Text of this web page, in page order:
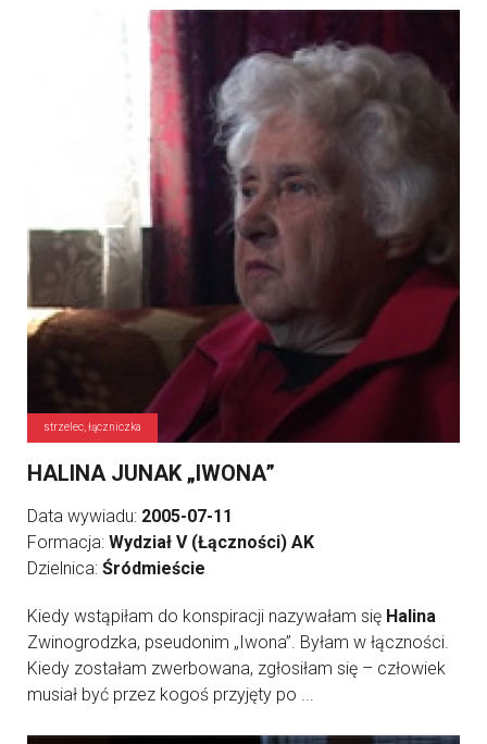
strzelec, łączniczka
HALINA JUNAK „IWONA”
Data wywiadu: 2005-07-11
Formacja: Wydział V (Łączności) AK
Dzielnica: Śródmieście
Kiedy wstąpiłam do konspiracji nazywałam się Halina
Zwinogrodzka, pseudonim „Iwona”. Byłam w łączności.
Kiedy zostałam zwerbowana, zgłosiłam się – człowiek
musiał być przez kogoś przyjęty po ...